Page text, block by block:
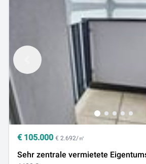
€ 105.000 € 2.692/㎡
Sehr zentrale vermietete